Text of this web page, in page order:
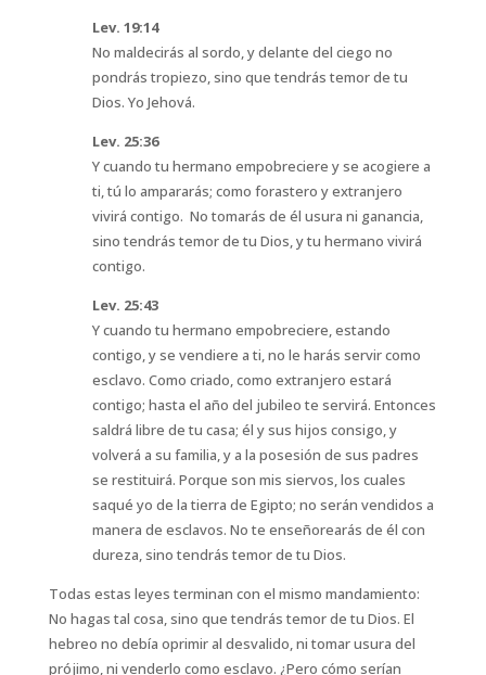
Lev. 19:14
No maldecirás al sordo, y delante del ciego no
pondrás tropiezo, sino que tendrás temor de tu
Dios. Yo Jehová.
Lev. 25:36
Y cuando tu hermano empobreciere y se acogiere a
ti, tú lo ampararás; como forastero y extranjero
vivirá contigo. No tomarás de él usura ni ganancia,
sino tendrás temor de tu Dios, y tu hermano vivirá
contigo.
Lev. 25:43
Y cuando tu hermano empobreciere, estando
contigo, y se vendiere a ti, no le harás servir como
esclavo. Como criado, como extranjero estará
contigo; hasta el año del jubileo te servirá. Entonces
saldrá libre de tu casa; él y sus hijos consigo, y
volverá a su familia, y a la posesión de sus padres
se restituirá. Porque son mis siervos, los cuales
saqué yo de la tierra de Egipto; no serán vendidos a
manera de esclavos. No te enseñorearás de él con
dureza, sino tendrás temor de tu Dios.
Todas estas leyes terminan con el mismo mandamiento:
No hagas tal cosa, sino que tendrás temor de tu Dios. El
hebreo no debía oprimir al desvalido, ni tomar usura del
prójimo, ni venderlo como esclavo. ¿Pero cómo serían